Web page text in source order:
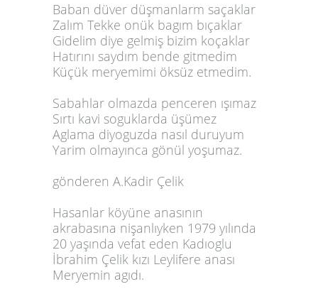
Baban düver düşmanlarm saçaklar
Zalım Tekke onük bagım bıçaklar
Gidelim diye gelmiş bizim koçaklar
Hatırını saydım bende gitmedim
Küçük meryemimi öksüz etmedim.
Sabahlar olmazda penceren ışımaz
Sırtı kavi soguklarda üşümez
Aglama diyoguzda nasıl duruyum
Yarim olmayınca gönül yoşumaz.
gönderen A.Kadir Çelik
Hasanlar köyüne anasının
akrabasına nişanlıyken 1979 yılında
20 yaşında vefat eden Kadıoglu
İbrahim Çelik kızı Leylifere anası
Meryemin agıdı.